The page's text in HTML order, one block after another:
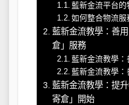
藍新金流平台
如何整合物流
藍新金流教學：善
倉」服務
藍新金流教學
藍新金流教學
藍新金流教學：提
寄倉」開始